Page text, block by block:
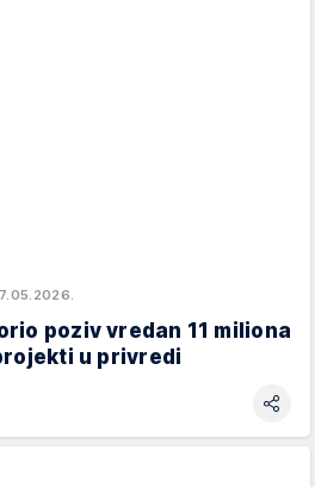
poziv vredan 11 miliona
u privredi